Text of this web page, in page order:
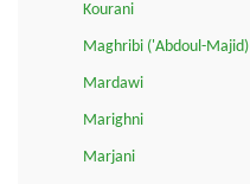
Kourani
Maghribi ('Abdoul-Majid)
Mardawi
Marighni
Marjani